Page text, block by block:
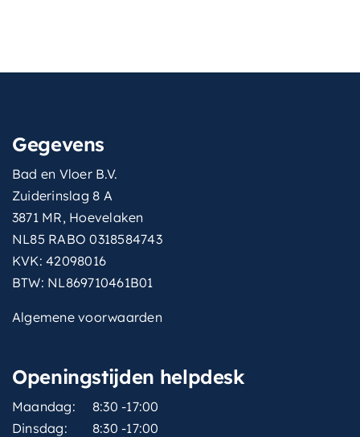
Gegevens
Bad en Vloer B.V.
Zuiderinslag 8 A
3871 MR, Hoevelaken
NL85 RABO 0318584743
KVK: 42098016
BTW: NL869710461B01
Algemene voorwaarden
Openingstijden helpdesk
Maandag:
8:30 -17:00
Dinsdag:
8:30 -17:00